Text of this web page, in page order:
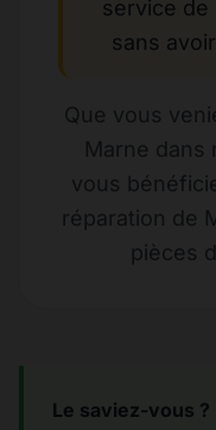
service de
sans
Que vous
Marne dans
vous
réparation de
pièces
Le saviez-vous ?